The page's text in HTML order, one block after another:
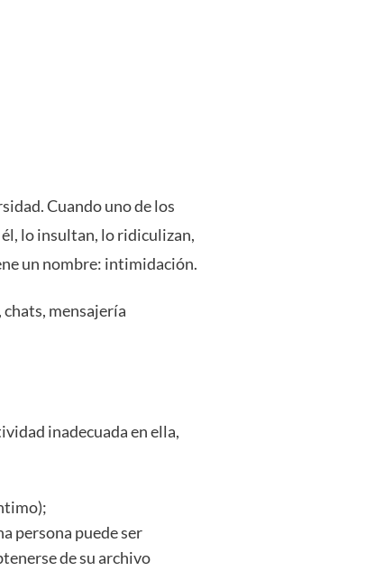
Cuando uno de los
lo insultan, lo ridiculizan,
un nombre: intimidación.
mensajería
inadecuada en ella,
persona puede ser
de su archivo